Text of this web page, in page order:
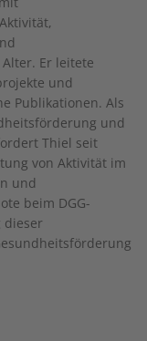
Er leitete
und
Publikationen. Als
und
Thiel seit
von Aktivität im
und
beim DGG-
dieser